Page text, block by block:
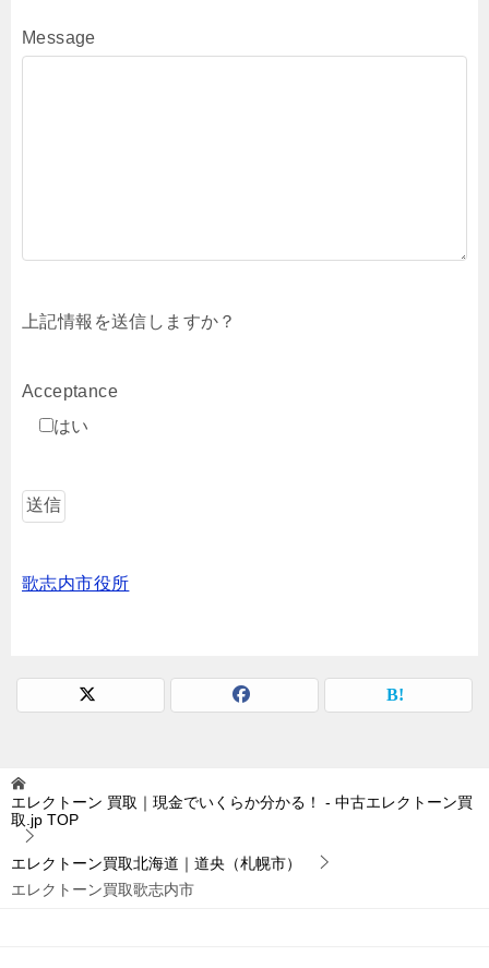
Message
上記情報を送信しますか？
Acceptance
はい
歌志内市役所
エレクトーン 買取｜現金でいくらか分かる！ - 中古エレクトーン買
取.jp TOP
エレクトーン買取北海道｜道央（札幌市）
エレクトーン買取歌志内市